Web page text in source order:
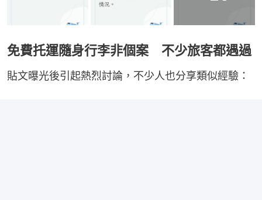
免費托運隨身行李非個案 不少旅客都遇過
貼文曝光後引起熱烈討論，不少人也分享類似經驗：